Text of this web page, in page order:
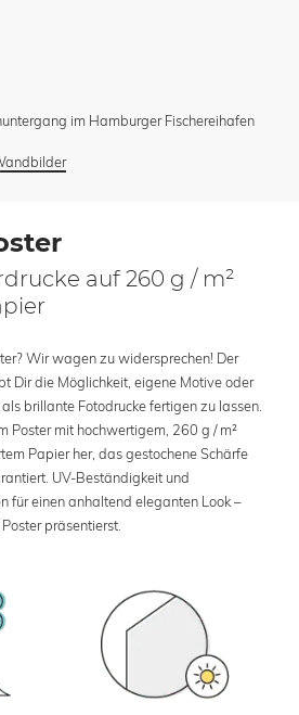
im Hamburger Fischereihafen
auf 260 g / m²
Wir wagen zu widersprechen! Der
Dir die Möglichkeit, eigene Motive oder
brillante Fotodrucke fertigen zu lassen.
Poster mit hochwertigem, 260 g / m²
Papier her, das gestochene Schärfe
UV-Beständigkeit und
für einen anhaltend eleganten Look –
präsentierst.